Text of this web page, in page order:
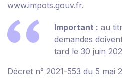
www.impots.gouv.fr.
Important : au
demandes
tard le 30 juin
Décret n° 2021-553 du 5 mai